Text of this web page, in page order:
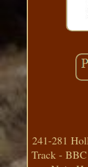
241-281
Track -